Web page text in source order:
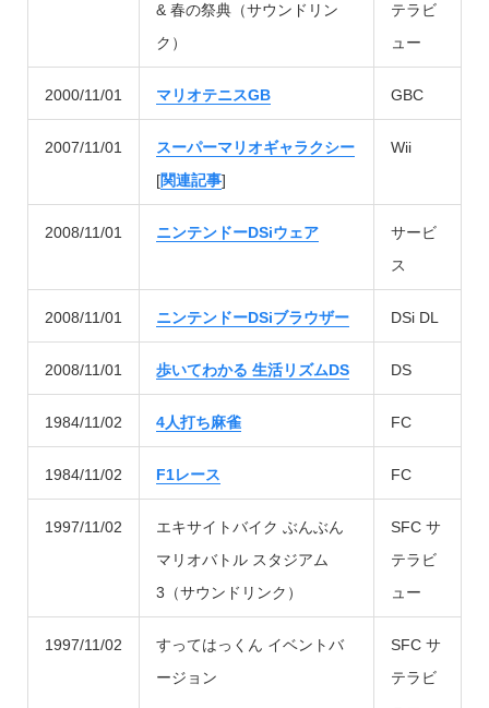
& 春の祭典（サウンドリン
ク）
テラビ
ュー
2000/11/01 マリオテニスGB GBC
2007/11/01
スーパーマリオギャラクシー
[関連記事]
Wii
2008/11/01 ニンテンドーDSiウェア
サービ
ス
2008/11/01 ニンテンドーDSiブラウザー DSi DL
2008/11/01 歩いてわかる 生活リズムDS DS
1984/11/02 4人打ち麻雀 FC
1984/11/02 F1レース FC
1997/11/02
エキサイトバイク ぶんぶん
マリオバトル スタジアム
3（サウンドリンク）
SFC サ
テラビ
ュー
1997/11/02
すってはっくん イベントバ
ージョン
SFC サ
テラビ